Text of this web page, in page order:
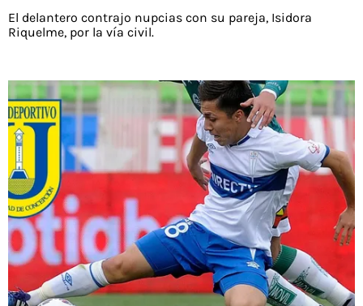
El delantero contrajo nupcias con su pareja, Isidora
Riquelme, por la vía civil.